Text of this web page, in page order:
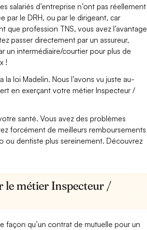
salariés d’entreprise n’ont pas réellement
par le DRH, ou par le dirigeant, car
que profession TNS, vous avez l’avantage
passer directement par un assureur,
un intermédiaire/courtier pour plus de
!
loi Madelin. Nous l’avons vu juste au-
en exerçant votre métier Inspecteur /
santé. Vous avez des problèmes
forcément de meilleurs remboursements
ou dentiste plus sereinement. Découvrez
le métier Inspecteur /
façon qu’un contrat de mutuelle pour un